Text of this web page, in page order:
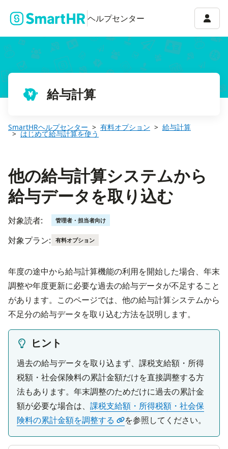
ヘルプセンター アカ
給与計算
SmartHRヘルプセンター 有料オプション 給与計算
はじめて給与計算を使う
他の給与計算システムから
給与データを取り込む
対象読者: 管理者・担当者向け
対象プラン: 有料オプション
年度の途中から給与計算機能の利用を開始した場合、年末
調整や年度更新に必要な過去の給与データが不足すること
があります。このページでは、他の給与計算システムから
不足分の給与データを取り込む方法を説明します。
ヒント
過去の給与データを取り込まず、課税支給額・所得
税額・社会保険料の累計金額だけを直接調整する方
法もあります。年末調整のためだけに過去の累計金
額が必要な場合は、 課税支給額・所得税額・社会保
険料の累計金額を調整する
を参照してください。